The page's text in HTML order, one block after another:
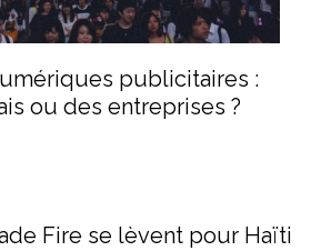
publicitaires :
ou des entreprises ?
Fire se lèvent pour Haïti